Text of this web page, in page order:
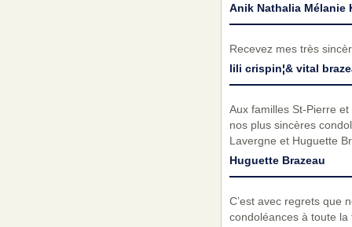
Anik Nathalia Mélanie
Recevez mes très
lili crispin¦& vital
Aux familles St-Pierre
nos plus sincères
Lavergne et Huguette
Huguette Brazeau
C’est avec regrets que
condoléances à toute